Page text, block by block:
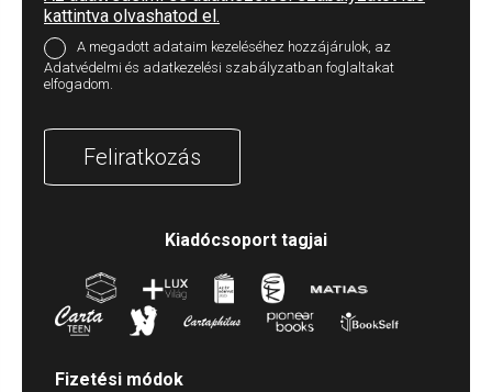
kattintva olvashatod el.
A megadott adataim kezeléséhez hozzájárulok, az
Adatvédelmi és adatkezelési szabályzatban foglaltakat
elfogadom.
Feliratkozás
Kiadócsoport tagjai
Fizetési módok